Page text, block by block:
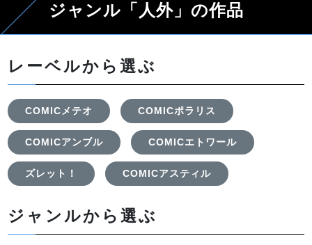
ジャンル「人外」の作品
レーベルから選ぶ
COMICメテオ COMICポラリス
COMICアンブル COMICエトワール
ズレット！ COMICアスティル
ジャンルから選ぶ